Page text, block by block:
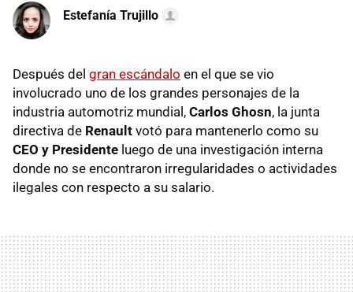
Estefanía Trujillo
Después del gran escándalo en el que se vio
involucrado uno de los grandes personajes de la
industria automotriz mundial, Carlos Ghosn, la junta
directiva de Renault votó para mantenerlo como su
CEO y Presidente luego de una investigación interna
donde no se encontraron irregularidades o actividades
ilegales con respecto a su salario.